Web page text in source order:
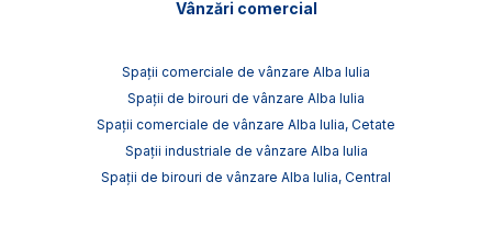
Vânzări comercial
Spații comerciale de vânzare Alba Iulia
Spații de birouri de vânzare Alba Iulia
Spații comerciale de vânzare Alba Iulia, Cetate
Spații industriale de vânzare Alba Iulia
Spații de birouri de vânzare Alba Iulia, Central